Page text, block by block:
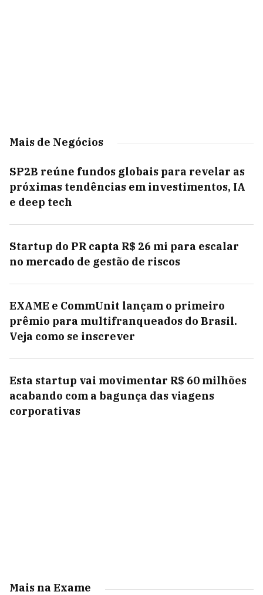
Mais de Negócios
SP2B reúne fundos globais para revelar as
próximas tendências em investimentos, IA
e deep tech
Startup do PR capta R$ 26 mi para escalar
no mercado de gestão de riscos
EXAME e CommUnit lançam o primeiro
prêmio para multifranqueados do Brasil.
Veja como se inscrever
Esta startup vai movimentar R$ 60 milhões
acabando com a bagunça das viagens
corporativas
Mais na Exame